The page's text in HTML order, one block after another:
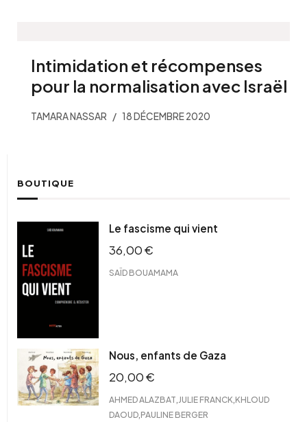
Intimidation et récompenses
pour la normalisation avec Israël
TAMARA NASSAR 18 DÉCEMBRE 2020
BOUTIQUE
Le fascisme qui vient
36,00€
SAÏD BOUAMAMA
Nous, enfants de Gaza
20,00€
AHMED ALAZBAT JULIE FRANCK KHLOUD
DAOUD PAULINE BERGER